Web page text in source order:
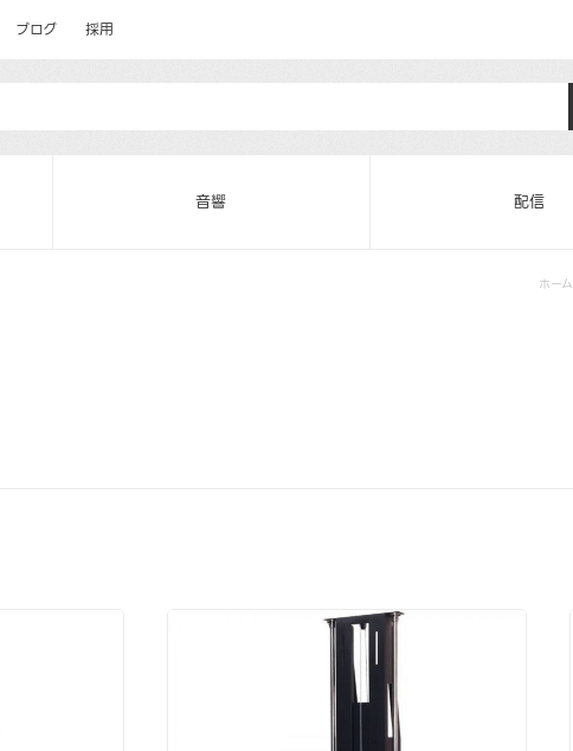
ブログ 採用
音響 配信
ホーム